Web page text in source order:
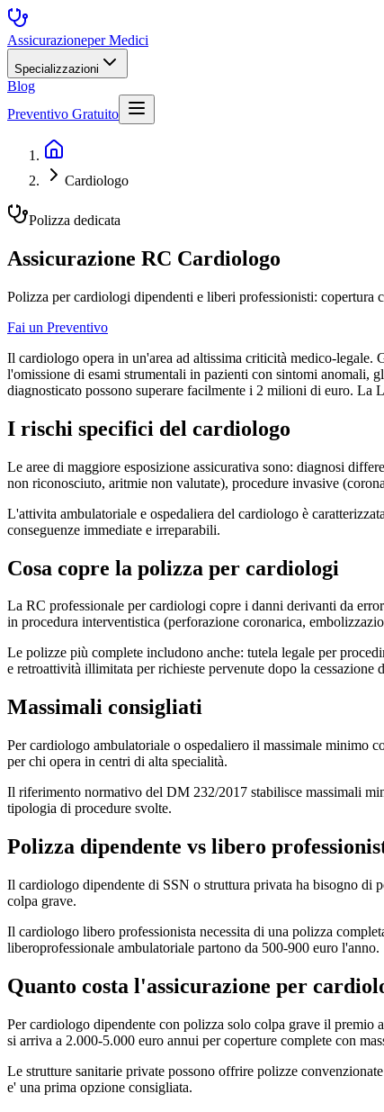
Assicurazioneper Medici
Specializzazioni
Blog
Preventivo Gratuito
Cardiologo
Polizza dedicata
Assicurazione RC Cardiologo
Polizza per cardiologi dipendenti e liberi professionisti: copertura
Fai un Preventivo
Il cardiologo opera in un'area ad altissima criticità medico-
l'omissione di esami strumentali in pazienti con sintomi anomali,
diagnosticato possono superare facilmente i 2 milioni di euro.
I rischi specifici del cardiologo
Le aree di maggiore esposizione assicurativa sono: diagnosi
non riconosciuto, aritmie non valutate), procedure invasive
L'attivita ambulatoriale e ospedaliera del cardiologo è
conseguenze immediate e irreparabili.
Cosa copre la polizza per cardiologi
La RC professionale per cardiologi copre i danni derivanti da
in procedura interventistica (perforazione coronarica,
Le polizze più complete includono anche: tutela legale per
e retroattività illimitata per richieste pervenute dopo la cessazione
Massimali consigliati
Per cardiologo ambulatoriale o ospedaliero il massimale minimo
per chi opera in centri di alta specialità.
Il riferimento normativo del DM 232/2017 stabilisce massimali
tipologia di procedure svolte.
Polizza dipendente vs libero
Il cardiologo dipendente di SSN o struttura privata ha bisogno di
colpa grave.
Il cardiologo libero professionista necessita di una polizza
liberoprofessionale ambulatoriale partono da 500-900 euro l'anno.
Quanto costa l'assicurazione per
Per cardiologo dipendente con polizza solo colpa grave il premio
si arriva a 2.000-5.000 euro annui per coperture complete con
Le strutture sanitarie private possono offrire polizze
e' una prima opzione consigliata.